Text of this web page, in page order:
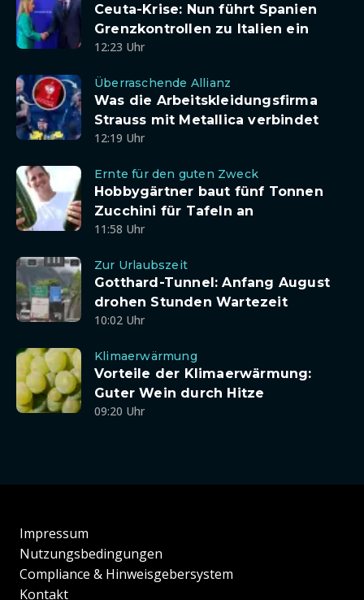
Ceuta-Krise: Nun führt Spanien
Grenzkontrollen zu Italien ein
12:23 Uhr
Überraschende Allianz
Was die Arbeitskleidungsfirma
Strauss mit Metallica verbindet
12:19 Uhr
Ernte für den guten Zweck
Hobbygärtner baut fünf Tonnen
Zucchini für Tafeln an
11:58 Uhr
Zur Urlaubszeit
Gotthard-Tunnel: Anfang August
drohen Stunden Wartezeit
10:02 Uhr
Klimaerwärmung
Vorteile der Klimaerwärmung:
Guter Wein durch Hitze
09:20 Uhr
Impressum
Nutzungsbedingungen
Compliance & Hinweisgebersystem
Kontakt